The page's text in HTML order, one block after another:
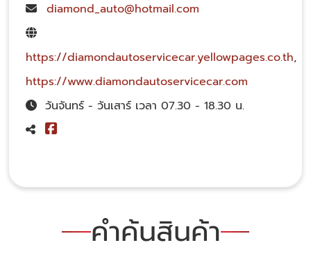
diamond_auto@hotmail.com
https://diamondautoservicecar.yellowpages.co.th,
https://www.diamondautoservicecar.com
วันจันทร์ - วันเสาร์ เวลา 07.30 - 18.30 น.
คำค้นสินค้า